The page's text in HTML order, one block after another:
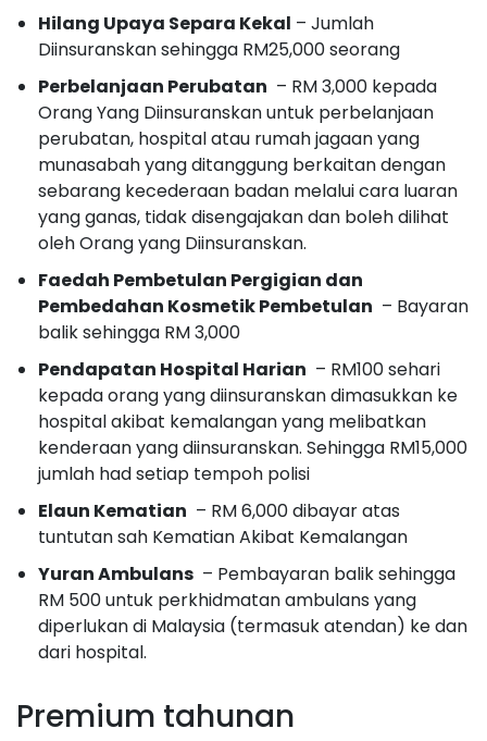
Hilang Upaya Separa Kekal – Jumlah
Diinsuranskan sehingga RM25,000 seorang
Perbelanjaan Perubatan – RM 3,000 kepada
Orang Yang Diinsuranskan untuk perbelanjaan
perubatan, hospital atau rumah jagaan yang
munasabah yang ditanggung berkaitan dengan
sebarang kecederaan badan melalui cara luaran
yang ganas, tidak disengajakan dan boleh dilihat
oleh Orang yang Diinsuranskan.
Faedah Pembetulan Pergigian dan
Pembedahan Kosmetik Pembetulan – Bayaran
balik sehingga RM 3,000
Pendapatan Hospital Harian – RM100 sehari
kepada orang yang diinsuranskan dimasukkan ke
hospital akibat kemalangan yang melibatkan
kenderaan yang diinsuranskan. Sehingga RM15,000
jumlah had setiap tempoh polisi
Elaun Kematian – RM 6,000 dibayar atas
tuntutan sah Kematian Akibat Kemalangan
Yuran Ambulans – Pembayaran balik sehingga
RM 500 untuk perkhidmatan ambulans yang
diperlukan di Malaysia (termasuk atendan) ke dan
dari hospital.
Premium tahunan